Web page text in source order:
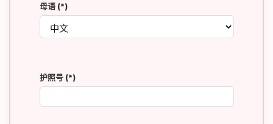
母语 (*)
护照号 (*)